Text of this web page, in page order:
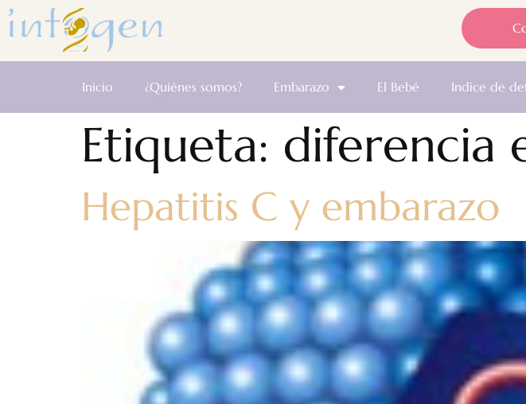
Inicio ¿Quiénes somos? Embarazo El Bebé Indice de
Etiqueta: diferencia
Hepatitis C y embarazo